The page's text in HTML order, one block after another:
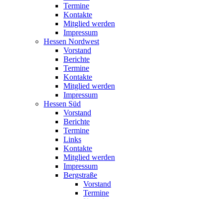
Termine
Kontakte
Mitglied werden
Impressum
Hessen Nordwest
Vorstand
Berichte
Termine
Kontakte
Mitglied werden
Impressum
Hessen Süd
Vorstand
Berichte
Termine
Links
Kontakte
Mitglied werden
Impressum
Bergstraße
Vorstand
Termine